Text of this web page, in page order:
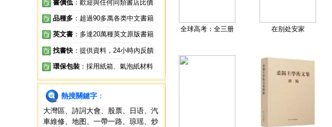
書價低 ：歡迎與任何同類書店比價
品種多 ：超過90多萬各类中文書籍
英文書 ：多達20萬種英文原版書籍
找書快 ：提供資料，24小時內反饋
環保包裝 ：採用紙箱、氣泡紙材料
熱搜關鍵字 ：
大灣區
詩詞大會 股票 日语
汽
車維修
地图 一帶一路 琼瑶
炒
全球高考：全三册 在别处安家